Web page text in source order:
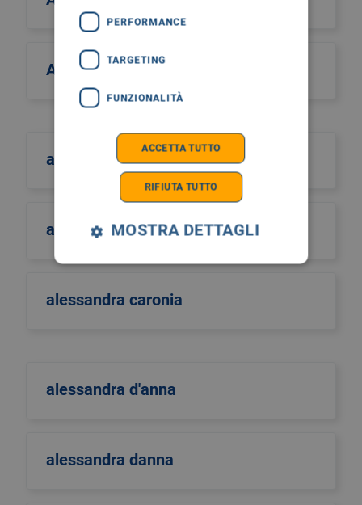
Alcos Zahar
aldo scarpa
aldo sinigaglia
alessandra caronia
alessandra d'anna
alessandra danna
PERFORMANCE
TARGETING
FUNZIONALITÀ
ACCETTA TUTTO
RIFIUTA TUTTO
MOSTRA DETTAGLI